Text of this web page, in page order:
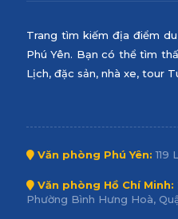
Trang tìm kiếm địa điểm
Phú Yên. Bạn có thể tìm
Lịch, đặc sản, nhà xe, tour
Văn phòng Phú Yên: 119
Văn phòng Hồ Chí Minh:
Phường Bình Hưng Hoà,